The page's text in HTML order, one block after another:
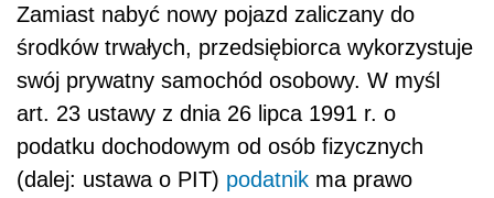
Zamiast nabyć nowy pojazd zaliczany do
środków trwałych, przedsiębiorca wykorzystuje
swój prywatny samochód osobowy. W myśl
art. 23 ustawy z dnia 26 lipca 1991 r. o
podatku dochodowym od osób fizycznych
(dalej: ustawa o PIT) podatnik ma prawo